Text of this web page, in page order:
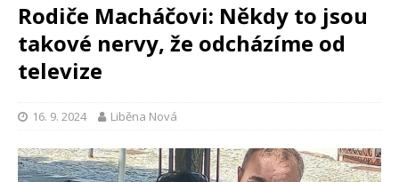
Rodiče Macháčovi: Někdy to jsou
takové nervy, že odcházíme od
televize
16. 9. 2024 Liběna Nová